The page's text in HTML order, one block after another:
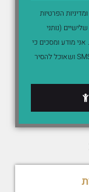
הפרטיות
(נותני
מודע ומסכים כי
הפרטים ישמשו לצורך דיוור פרסומי במייל, וואטסאפ ו-SMS ושאוכל להסיר